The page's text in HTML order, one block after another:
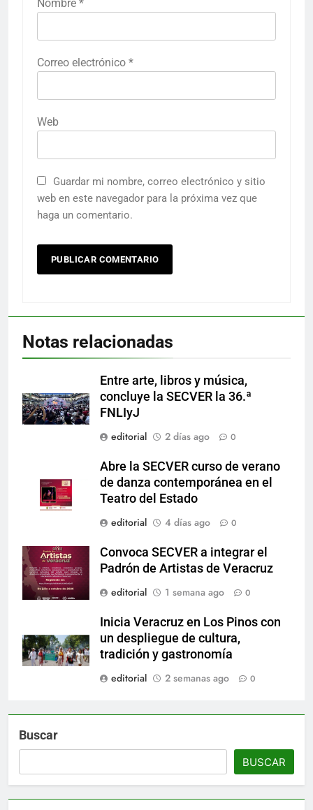
Nombre *
Correo electrónico *
Web
Guardar mi nombre, correo electrónico y sitio
web en este navegador para la próxima vez que
haga un comentario.
Notas relacionadas
Entre arte, libros y música,
concluye la SECVER la 36.ª
FNLIyJ
editorial
2 días ago 0
Abre la SECVER curso de verano
de danza contemporánea en el
Teatro del Estado
editorial
4 días ago 0
Convoca SECVER a integrar el
Padrón de Artistas de Veracruz
editorial
1 semana ago 0
Inicia Veracruz en Los Pinos con
un despliegue de cultura,
tradición y gastronomía
editorial
2 semanas ago 0
Buscar
BUSCAR